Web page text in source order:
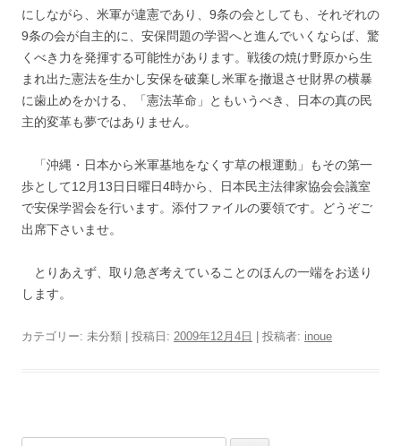
にしながら、米軍が違憲であり、9条の会としても、それぞれの
9条の会が自主的に、安保問題の学習へと進んでいくならば、驚
くべき力を発揮する可能性があります。戦後の焼け野原から生
まれ出た憲法を生かし安保を破棄し米軍を撤退させ財界の横暴
に歯止めをかける、「憲法革命」ともいうべき、日本の真の民
主的変革も夢ではありません。
「沖縄・日本から米軍基地をなくす草の根運動」もその第一
歩として12月13日日曜日4時から、日本民主法律家協会会議室
で安保学習会を行います。添付ファイルの要領です。どうぞご
出席下さいませ。
とりあえず、取り急ぎ考えていることのほんの一端をお送り
します。
カテゴリー: 未分類 | 投稿日: 2009年12月4日 投稿者: inoue